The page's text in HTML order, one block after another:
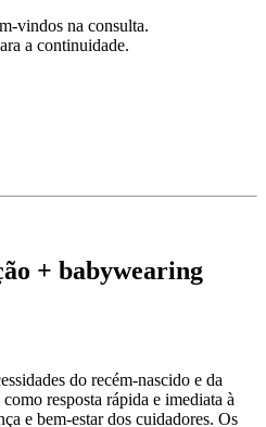
vindos na consulta.
a continuidade.
+ babywearing
do recém-nascido e da
resposta rápida e imediata à
e bem-estar dos cuidadores. Os